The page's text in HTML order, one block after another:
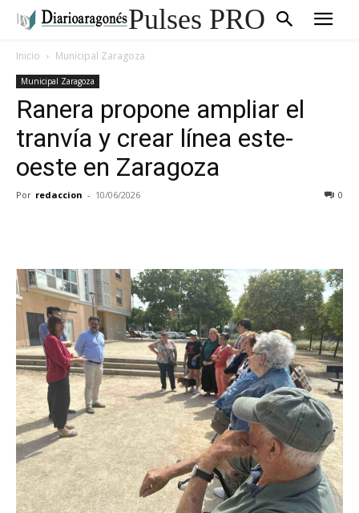
Pulses PRO
Inicio Municipal Zaragoza
Municipal Zaragoza
Ranera propone ampliar el
tranvía y crear línea este-
oeste en Zaragoza
Por redaccion - 10/06/2026 0